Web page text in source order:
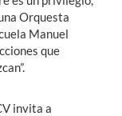
Orquesta
Manuel
que
invita a